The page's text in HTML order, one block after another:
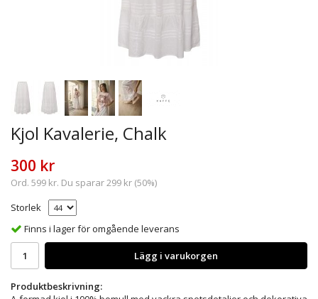
Kjol Kavalerie, Chalk
300 kr
Ord. 599 kr. Du sparar299 kr (50%)
Storlek
Finns i lager för omgående leverans
Lägg i varukorgen
Produktbeskrivning: